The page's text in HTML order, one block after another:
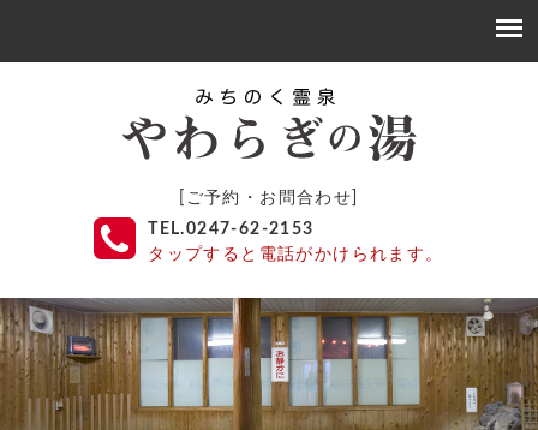
[ご予約・お問合わせ]
TEL.0247-62-2153
タップすると電話がかけられます。